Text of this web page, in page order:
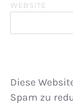
WEBSITE
Diese
Spam zu